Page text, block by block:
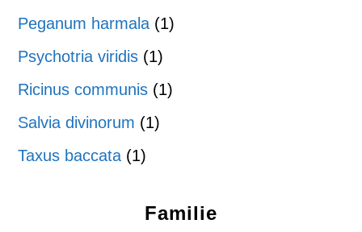
Peganum harmala (1)
Psychotria viridis (1)
Ricinus communis (1)
Salvia divinorum (1)
Taxus baccata (1)
Familie